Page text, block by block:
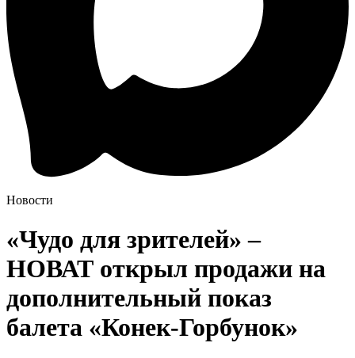
Новости
«Чудо для зрителей» –
НОВАТ открыл продажи на
дополнительный показ
балета «Конек-Горбунок»